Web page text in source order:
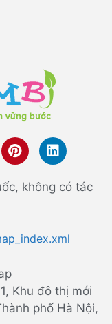
không có tác
Khu đô thị mới
phố Hà Nội,